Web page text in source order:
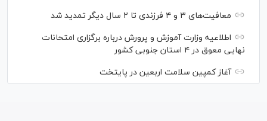
معافیت‌های ۳ و ۴ فرزندی تا ۲ سال دیگر تمدید شد
اطلاعیه وزارت آموزش و پرورش درباره برگزاری امتحانات
نهایی معوق در ۴ استان جنوبی کشور
آغاز کمپین سلامت اربعین در پایتخت